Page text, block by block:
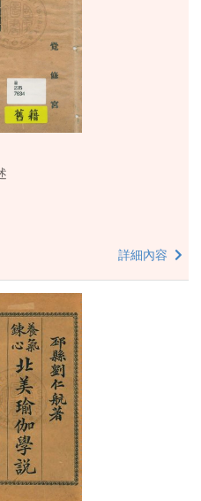
詳細內容